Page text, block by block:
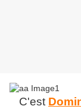
C'est